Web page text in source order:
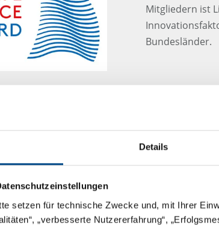
Details
setzen für technische Zwecke und, mit Ihrer
„verbesserte Nutzererfahrung“,
Mitgliedern ist
Bundesländer.
Nach
wir den Umzug
beiden
GBA Pharma
neuen